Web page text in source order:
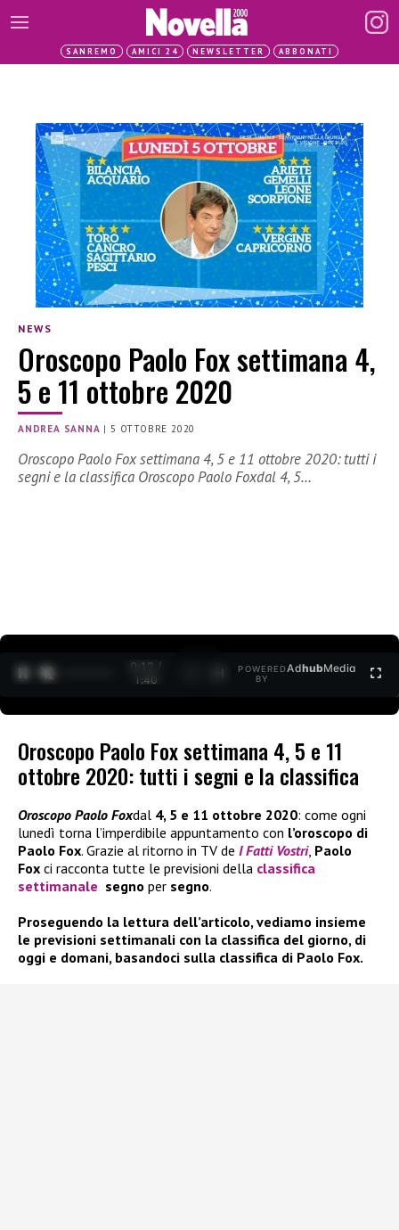
SANREMO AMICI 24 NEWSLETTER ABBONATI
NEWS
Oroscopo Paolo Fox settimana 4,
5 e 11 ottobre 2020
ANDREA SANNA |5 OTTOBRE 2020
Oroscopo Paolo Fox settimana 4, 5 e 11 ottobre 2020: tutti i
segni e la classifica Oroscopo Paolo Foxdal 4, 5…
0:12 /
1:40
POWERED
BY
AdhubMedia
Oroscopo Paolo Fox settimana 4, 5 e 11
ottobre 2020: tutti i segni e la classifica
Oroscopo Paolo Foxdal 4, 5 e 11 ottobre 2020: come ogni
lunedì torna l’imperdibile appuntamento con l’oroscopo di
Paolo Fox. Grazie al ritorno in TV de I Fatti Vostri, Paolo
Fox ci racconta tutte le previsioni della classifica
settimanale segno per segno.
Proseguendo la lettura dell’articolo, vediamo insieme
le previsioni settimanali con la classifica del giorno, di
oggi e domani, basandoci sulla classifica di Paolo Fox.